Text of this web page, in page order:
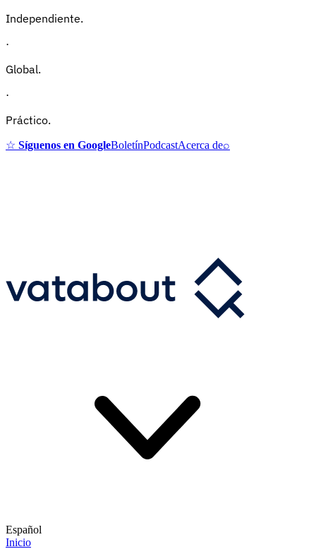
Independiente.
·
Global.
·
Práctico.
☆ Síguenos en GoogleBoletínPodcastAcerca de⌕
Español
Inicio